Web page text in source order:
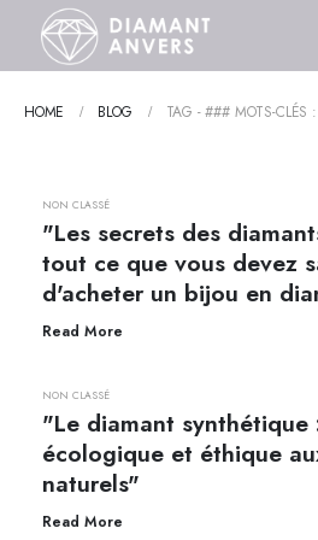
HOME BLOG TAG -### MOTS-CLÉS
NON CLASSÉ
"Les secrets des
tout ce que vous devez
d'acheter un bijou en
Read More
NON CLASSÉ
"Le diamant
écologique et éthique
naturels"
Read More